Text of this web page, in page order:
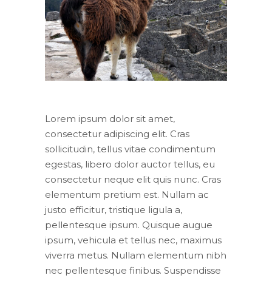
Lorem ipsum dolor sit amet,
consectetur adipiscing elit. Cras
sollicitudin, tellus vitae condimentum
egestas, libero dolor auctor tellus, eu
consectetur neque elit quis nunc. Cras
elementum pretium est. Nullam ac
justo efficitur, tristique ligula a,
pellentesque ipsum. Quisque augue
ipsum, vehicula et tellus nec, maximus
viverra metus. Nullam elementum nibh
nec pellentesque finibus. Suspendisse